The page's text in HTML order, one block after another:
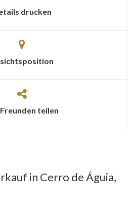
drucken
teilen
in Cerro de Águia,